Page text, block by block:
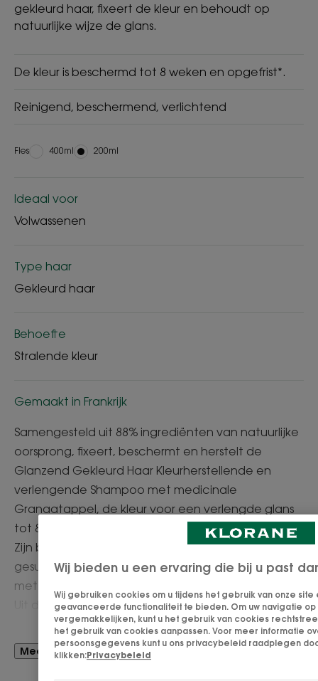
gekleurd haar, fixeert de kleur en behoudt op
natuurlijke wijze de glans.
De kleur is beschermd tot 8 weken en opgefrist*.
Reinigend, beschermend, verlichtend
Fles Fles
400ml Fles
200ml
Ideaal voor
Volwassenen
Type haar
Gekleurd haar
Behoefte
Stralende kleur
Gemaakt in Frankrijk
Samengesteld uit 88% ingrediënten van natuurlijke
oorsprong, fixeert, beschermt en herstelt de
Glanzend Gekleurd Haar Kleurherstellende en
verlengende Shampoo met medicinale
Granaatappel, de kleur voor een verlengde glans
tot 8 weken*.
Zijn biologisch afbreekbare formule**, zonder
gesulfateerde surfactanten of siliconen, is verrijkt
met extract van granaatappelschillen.
Uit deze oude vrucht is een kleurbeschermend
extract geconcentreerd met bewezen
eigenschappen***.
Rijk aan tannines, vangt het de pigmenten en
Meer zien
Wij bieden u een ervaring die bij u past
Wij gebruiken cookies om u tijdens het gebruik van onze
geavanceerde functionaliteit te bieden. Om uw navigatie
vergemakkelijken, kunt u het gebruik van cookies
het gebruik van cookies aanpassen. Voor meer informatie
persoonsgegevens kunt u ons privacybeleid raadplegen
klikken:Privacybeleid